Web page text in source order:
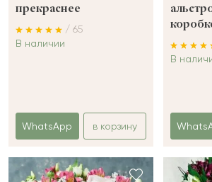
прекраснее
/ 65
В наличии
WhatsApp в корзину
В